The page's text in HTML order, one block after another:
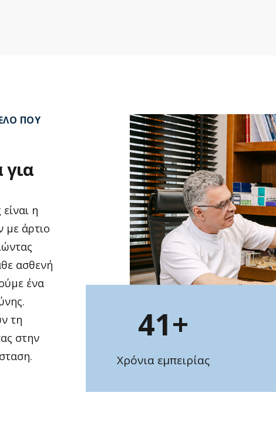
ΠΟΥ
για
η
με άρτιο
ασθενή
ένα
τη
στην
Χρόνια εμπειρίας
41+